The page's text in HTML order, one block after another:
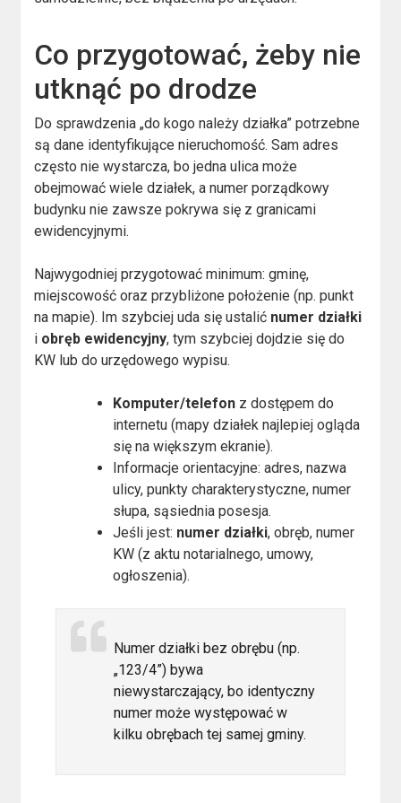
Co przygotować, żeby nie
utknąć po drodze
Do sprawdzenia „do kogo należy działka” potrzebne
są dane identyfikujące nieruchomość. Sam adres
często nie wystarcza, bo jedna ulica może
obejmować wiele działek, a numer porządkowy
budynku nie zawsze pokrywa się z granicami
ewidencyjnymi.
Najwygodniej przygotować minimum: gminę,
miejscowość oraz przybliżone położenie (np. punkt
na mapie). Im szybciej uda się ustalić numer działki
i obręb ewidencyjny, tym szybciej dojdzie się do
KW lub do urzędowego wypisu.
Komputer/telefon z dostępem do
internetu (mapy działek najlepiej ogląda
się na większym ekranie).
Informacje orientacyjne: adres, nazwa
ulicy, punkty charakterystyczne, numer
słupa, sąsiednia posesja.
Jeśli jest: numer działki, obręb, numer
KW (z aktu notarialnego, umowy,
ogłoszenia).
Numer działki bez obrębu (np.
„123/4”) bywa
niewystarczający, bo identyczny
numer może występować w
kilku obrębach tej samej gminy.